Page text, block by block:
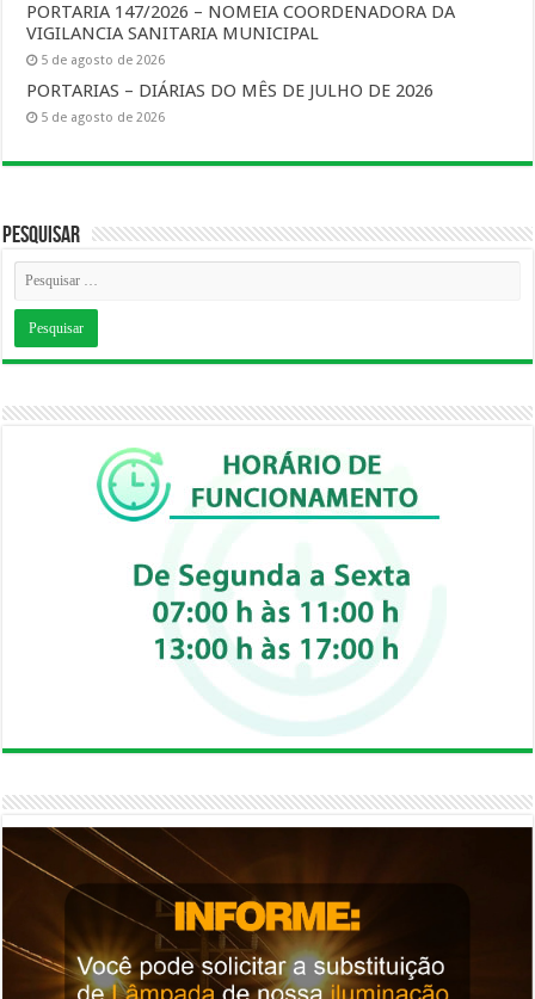
PORTARIA 147/2026 – NOMEIA COORDENADORA DA
VIGILANCIA SANITARIA MUNICIPAL
5 de agosto de 2026
PORTARIAS – DIÁRIAS DO MÊS DE JULHO DE 2026
5 de agosto de 2026
Pesquisar